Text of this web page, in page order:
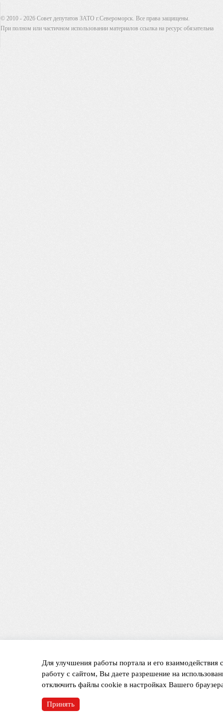
© 2010 - 2026 Совет депутатов ЗАТО г.Североморск. Все права защищены.
При полном или частичном использовании материалов ссылка на ресурс обязательна
Для улучшения работы портала и его
работу с сайтом, Вы даете разрешение на
отключить файлы cookie в настройках Вашего
Принять